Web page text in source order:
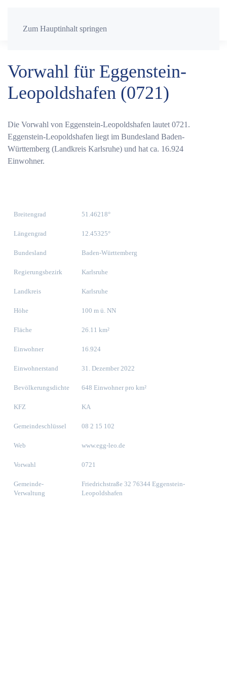
Zum Hauptinhalt springen
Vorwahl für Eggenstein-
Leopoldshafen (0721)
Die Vorwahl von Eggenstein-Leopoldshafen lautet 0721.
Eggenstein-Leopoldshafen liegt im Bundesland Baden-
Württemberg (Landkreis Karlsruhe) und hat ca. 16.924
Einwohner.
Breitengrad 51.46218°
Längengrad 12.45325°
Bundesland Baden-Württemberg
Regierungsbezirk Karlsruhe
Landkreis Karlsruhe
Höhe 100 m ü. NN
Fläche 26.11 km²
Einwohner 16.924
Einwohnerstand 31. Dezember 2022
Bevölkerungsdichte 648 Einwohner pro km²
KFZ KA
Gemeindeschlüssel 08 2 15 102
Web www.egg-leo.de
Vorwahl 0721
Gemeinde-
Verwaltung
Friedrichstraße 32 76344 Eggenstein-
Leopoldshafen